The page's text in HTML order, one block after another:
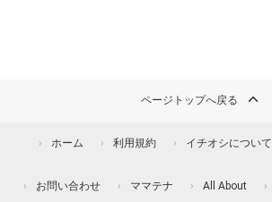
ページトップへ戻る
ホーム 利用規約 イチオシについて
お問い合わせ ママテナ All About